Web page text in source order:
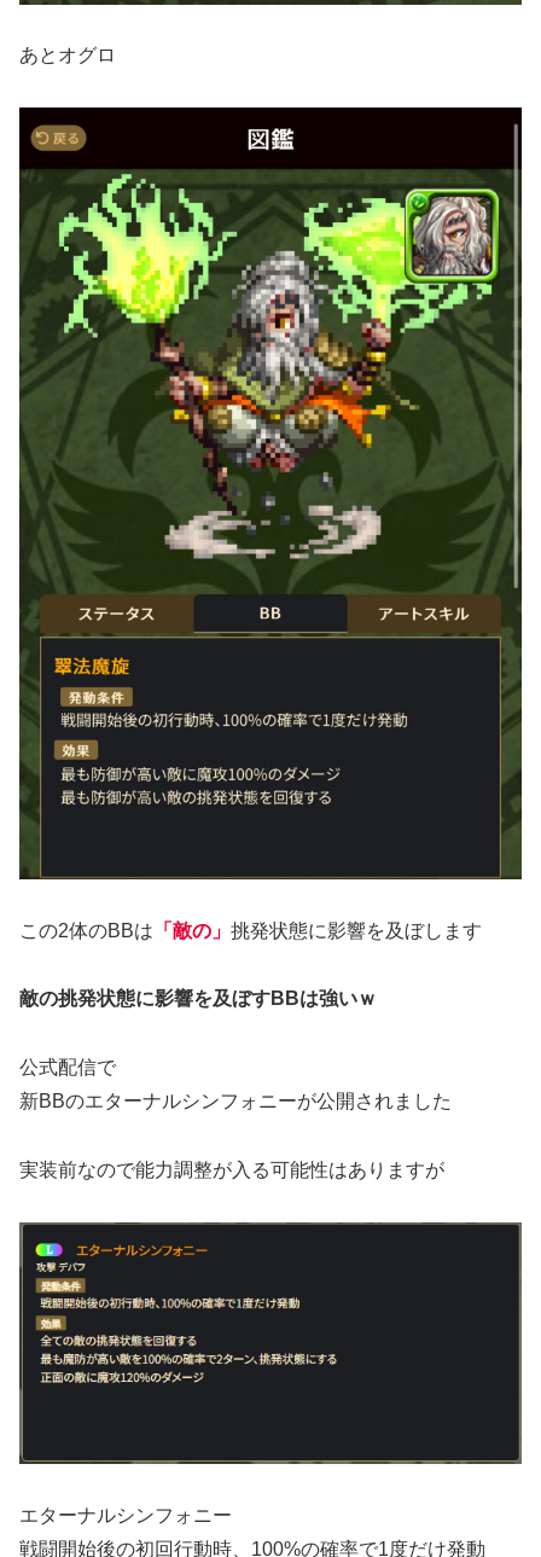
あとオグロ
この2体のBBは 「敵の」 挑発状態に影響を及ぼします
敵の挑発状態に影響を及ぼすBBは強いｗ
公式配信で
新BBのエターナルシンフォニーが公開されました
実装前なので能力調整が入る可能性はありますが
エターナルシンフォニー
戦闘開始後の初回行動時、100%の確率で1度だけ発動